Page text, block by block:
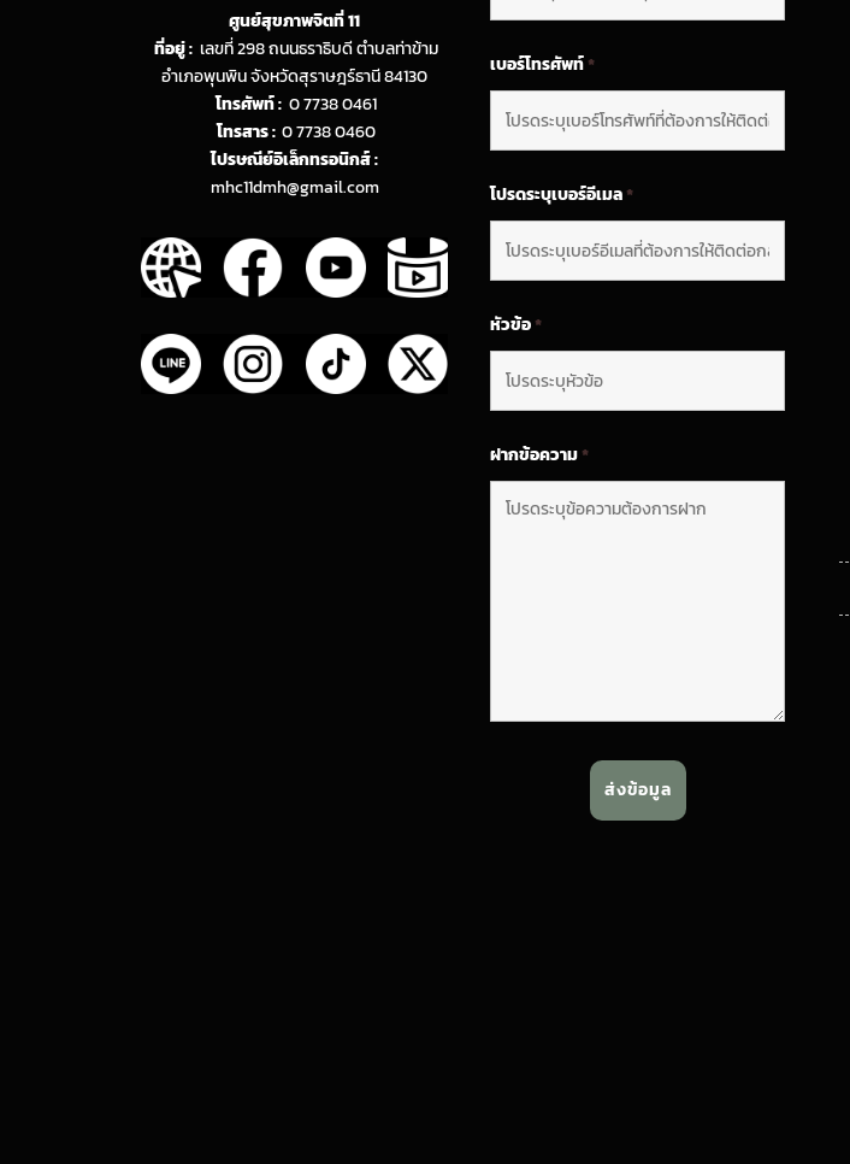
ศูนย์สุขภาพจิตที่ 11
ที่อยู่ : เลขที่ 298 ถนนธราธิบดี ตำบลท่าข้าม
อำเภอพุนพิน จังหวัดสุราษฎร์ธานี 84130
โทรศัพท์ : 0 7738 0461
โทรสาร : 0 7738 0460
ไปรษณีย์อิเล็กทรอนิกส์ :
mhc11dmh@gmail.com
เบอร์โทรศัพท์*
โปรดระบุเบอร์อีเมล*
หัวข้อ*
ฝากข้อความ*